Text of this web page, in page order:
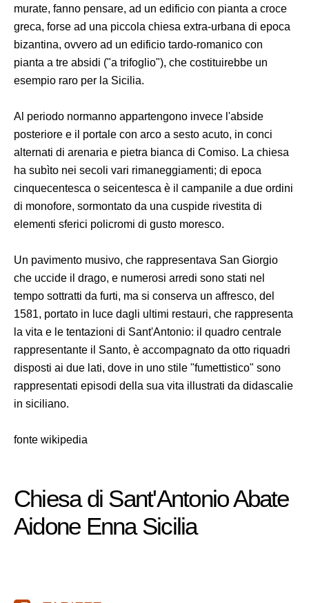
murate, fanno pensare, ad un edificio con pianta a croce
greca, forse ad una piccola chiesa extra-urbana di epoca
bizantina, ovvero ad un edificio tardo-romanico con
pianta a tre absidi ("a trifoglio"), che costituirebbe un
esempio raro per la Sicilia.
Al periodo normanno appartengono invece l'abside
posteriore e il portale con arco a sesto acuto, in conci
alternati di arenaria e pietra bianca di Comiso. La chiesa
ha subìto nei secoli vari rimaneggiamenti; di epoca
cinquecentesca o seicentesca è il campanile a due ordini
di monofore, sormontato da una cuspide rivestita di
elementi sferici policromi di gusto moresco.
Un pavimento musivo, che rappresentava San Giorgio
che uccide il drago, e numerosi arredi sono stati nel
tempo sottratti da furti, ma si conserva un affresco, del
1581, portato in luce dagli ultimi restauri, che rappresenta
la vita e le tentazioni di Sant'Antonio: il quadro centrale
rappresentante il Santo, è accompagnato da otto riquadri
disposti ai due lati, dove in uno stile "fumettistico" sono
rappresentati episodi della sua vita illustrati da didascalie
in siciliano.
fonte wikipedia
Chiesa di Sant'Antonio Abate
Aidone Enna Sicilia